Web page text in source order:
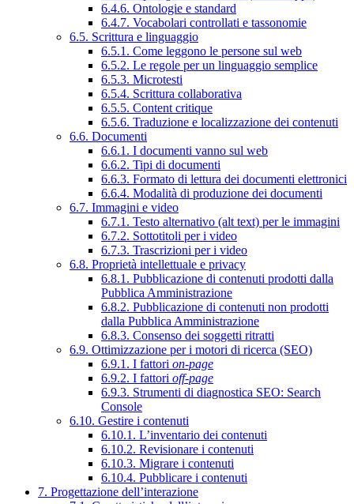
6.4.6. Ontologie e standard
6.4.7. Vocabolari controllati e tassonomie
6.5. Scrittura e linguaggio
6.5.1. Come leggono le persone sul web
6.5.2. Le regole per un linguaggio semplice
6.5.3. Microtesti
6.5.4. Scrittura collaborativa
6.5.5. Content critique
6.5.6. Traduzione e localizzazione dei contenuti
6.6. Documenti
6.6.1. I documenti vanno sul web
6.6.2. Tipi di documenti
6.6.3. Formato di lettura dei documenti elettronici
6.6.4. Modalità di produzione dei documenti
6.7. Immagini e video
6.7.1. Testo alternativo (alt text) per le immagini
6.7.2. Sottotitoli per i video
6.7.3. Trascrizioni per i video
6.8. Proprietà intellettuale e privacy
6.8.1. Pubblicazione di contenuti prodotti dalla
Pubblica Amministrazione
6.8.2. Pubblicazione di contenuti non prodotti
dalla Pubblica Amministrazione
6.8.3. Consenso dei soggetti ritratti
6.9. Ottimizzazione per i motori di ricerca (SEO)
6.9.1. I fattori on-page
6.9.2. I fattori off-page
6.9.3. Strumenti di diagnostica SEO: Search
Console
6.10. Gestire i contenuti
6.10.1. L’inventario dei contenuti
6.10.2. Revisionare i contenuti
6.10.3. Migrare i contenuti
6.10.4. Pubblicare i contenuti
7. Progettazione dell’interazione